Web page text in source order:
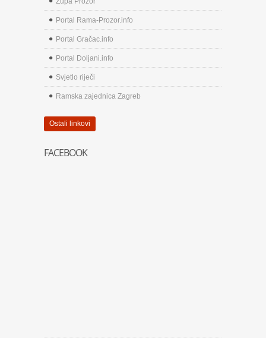
Portal Rama-Prozor.info
Portal Gračac.info
Portal Doljani.info
Svjetlo riječi
Ramska zajednica Zagreb
Ostali linkovi
FACEBOOK